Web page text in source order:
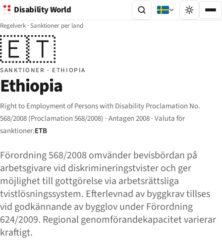
Disability World
Regelverk ·Sanktioner per land
🇪🇹
SANKTIONER · ETHIOPIA
Ethiopia
Right to Employment of Persons with Disability Proclamation No.
568/2008 (Proclamation 568/2008) · Antagen 2008 · Valuta för
sanktioner:ETB
Förordning 568/2008 omvänder bevisbördan på
arbetsgivare vid diskrimineringstvister och ger
möjlighet till gottgörelse via arbetsrättsliga
tvistlösningssystem. Efterlevnad av byggkrav tillses
vid godkännande av bygglov under Förordning
624/2009. Regional genomförandekapacitet varierar
kraftigt.